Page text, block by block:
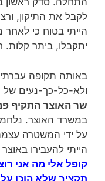
לקבל את התיקון,
הייתי בטוח כי לאחר
יתקבלו, ביתר
באותה תקופה
ולא-כל-כך-נעים
שר האוצר התקיף
במשרד האוצר.
על ידי המשטרה
הייתי להעבירו
קופל אלי מה אני
תקציב שלא הוכן על